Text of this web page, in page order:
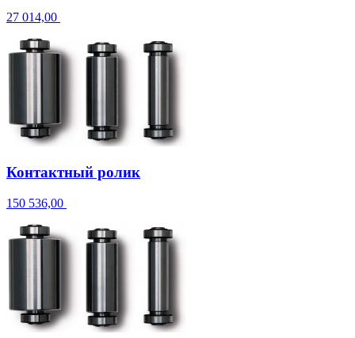
27 014,00
Контактный ролик
150 536,00